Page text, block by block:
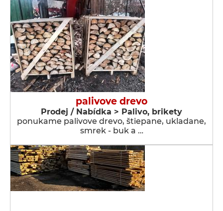
palivove drevo
Prodej / Nabídka > Palivo, brikety
ponukame palivove drevo, štiepane, ukladane,
smrek - buk a …